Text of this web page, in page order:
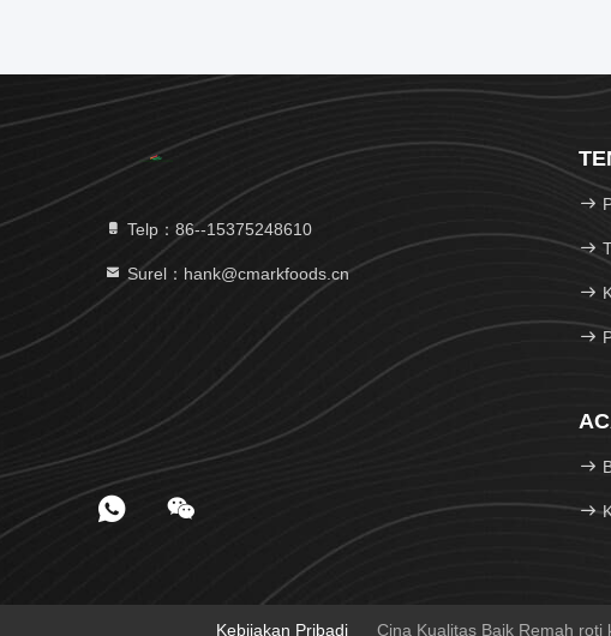
Telp：86--15375248610
Surel：hank@cmarkfoods.cn
Kebijakan Pribadi Cina Kualitas Baik Remah roti